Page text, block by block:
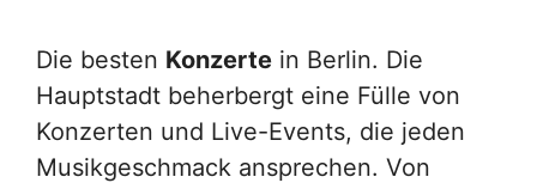
Die besten Konzerte in Berlin. Die
Hauptstadt beherbergt eine Fülle von
Konzerten und Live-Events, die jeden
Musikgeschmack ansprechen. Von